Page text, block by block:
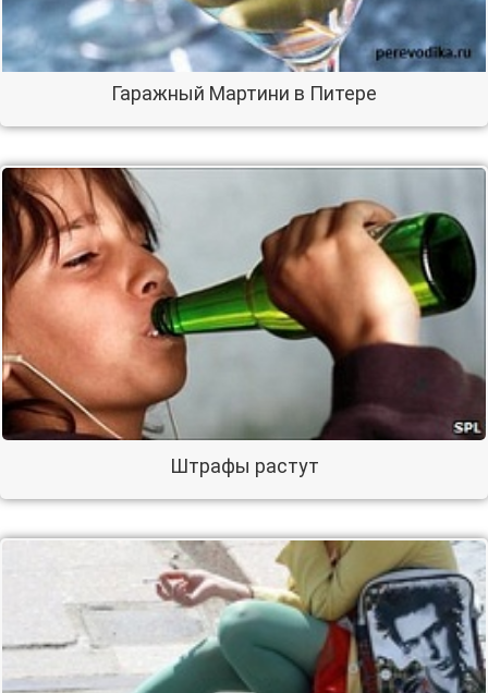
Гаражный Мартини в Питере
Штрафы растут